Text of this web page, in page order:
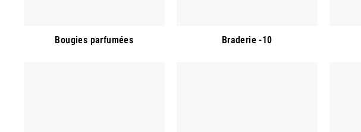
Bougies parfumées Braderie -10